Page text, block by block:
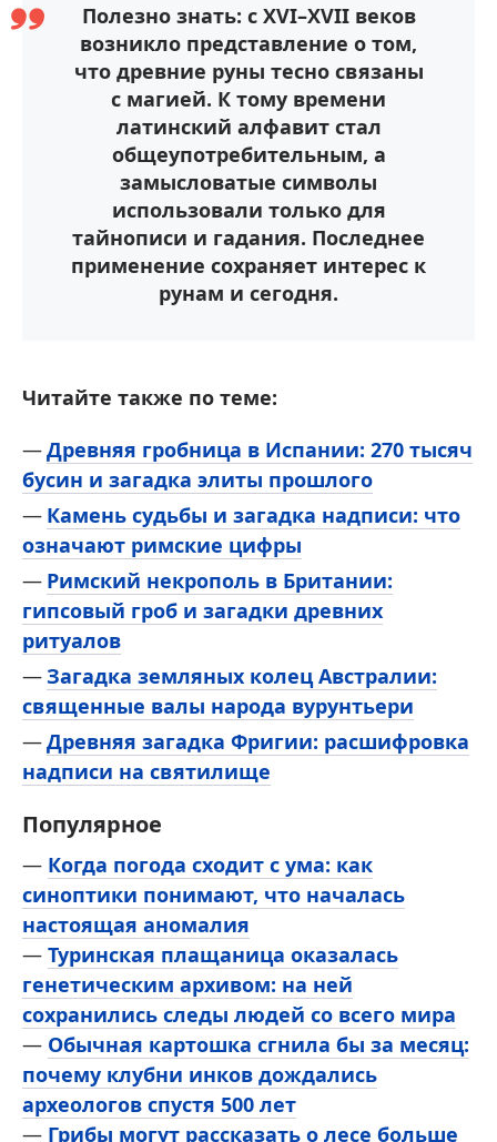
Полезно знать: с XVI–XVII веков
возникло представление о том,
что древние руны тесно связаны
с магией. К тому времени
латинский алфавит стал
общеупотребительным, а
замысловатые символы
использовали только для
тайнописи и гадания. Последнее
применение сохраняет интерес к
рунам и сегодня.
Читайте также по теме:
Древняя гробница в Испании: 270 тысяч
бусин и загадка элиты прошлого
Камень судьбы и загадка надписи: что
означают римские цифры
Римский некрополь в Британии:
гипсовый гроб и загадки древних
ритуалов
Загадка земляных колец Австралии:
священные валы народа вурунтьери
Древняя загадка Фригии: расшифровка
надписи на святилище
Популярное
— Когда погода сходит с ума: как
синоптики понимают, что началась
настоящая аномалия
— Туринская плащаница оказалась
генетическим архивом: на ней
сохранились следы людей со всего мира
— Обычная картошка сгнила бы за месяц:
почему клубни инков дождались
археологов спустя 500 лет
— Грибы могут рассказать о лесе больше